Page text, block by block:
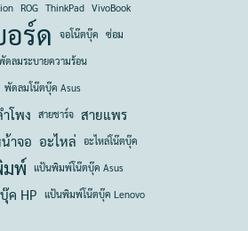
ROG ThinkPad VivoBook
ร์ด จอโน๊ตบุ๊ค ซ่อม
ดลมระบายความร้อน
พัดลมโน๊ตบุ๊ค Asus
โพง สายชาร์จ สายแพร
าจอ อะไหล่ อะไหล่โน๊ตบุ๊ค
พ์ แป้นพิมพ์โน๊ตบุ๊ค Asus
ค HP แป้นพิมพ์โน๊ตบุ๊ค Lenovo